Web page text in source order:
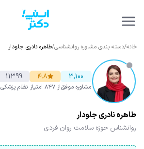
خانه/دسته بندی مشاوره روانشناسی/طاهره نادری جلودار
3,100
مشاوره موفق
۴.۸
از ۸۴۷ امتیاز
11399
نظام پزشکی
طاهره نادری جلودار
روانشناس حوزه سلامت روان فردی